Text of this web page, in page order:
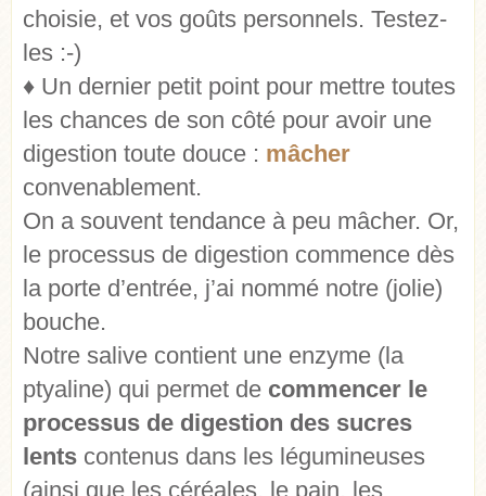
choisie, et vos goûts personnels. Testez-
les :-)
♦ Un dernier petit point pour mettre toutes
les chances de son côté pour avoir une
digestion toute douce : mâcher
convenablement.
On a souvent tendance à peu mâcher. Or,
le processus de digestion commence dès
la porte d’entrée, j’ai nommé notre (jolie)
bouche.
Notre salive contient une enzyme (la
ptyaline) qui permet de commencer le
processus de digestion des sucres
lents contenus dans les légumineuses
(ainsi que les céréales, le pain, les